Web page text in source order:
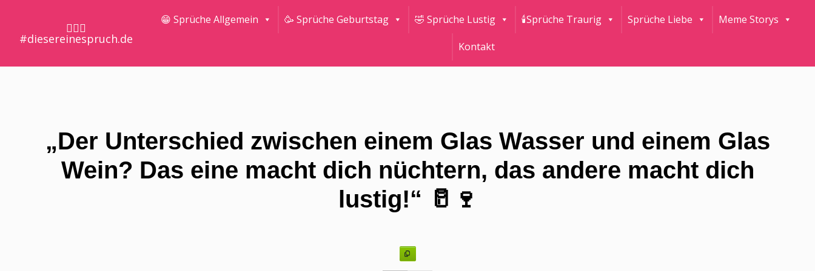
🤷🏼‍♀️
#diesereinespruch.de
😁 Sprüche Allgemein 🥳 Sprüche Geburtstag 🤣 Sprüche Lustig 🕯Sprüche Traurig Sprüche Liebe Meme Storys
Kontakt
„Der Unterschied zwischen einem Glas Wasser und einem Glas
Wein? Das eine macht dich nüchtern, das andere macht dich
lustig!“ 🥛🍷